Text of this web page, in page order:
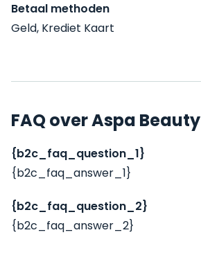
Betaal methoden
Geld, Krediet Kaart
FAQ over Aspa Beauty
{b2c_faq_question_1}
{b2c_faq_answer_1}
{b2c_faq_question_2}
{b2c_faq_answer_2}